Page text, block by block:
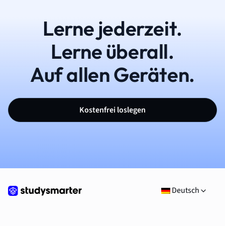
Lerne jederzeit.
Lerne überall.
Auf allen Geräten.
Kostenfrei loslegen
Deutsch